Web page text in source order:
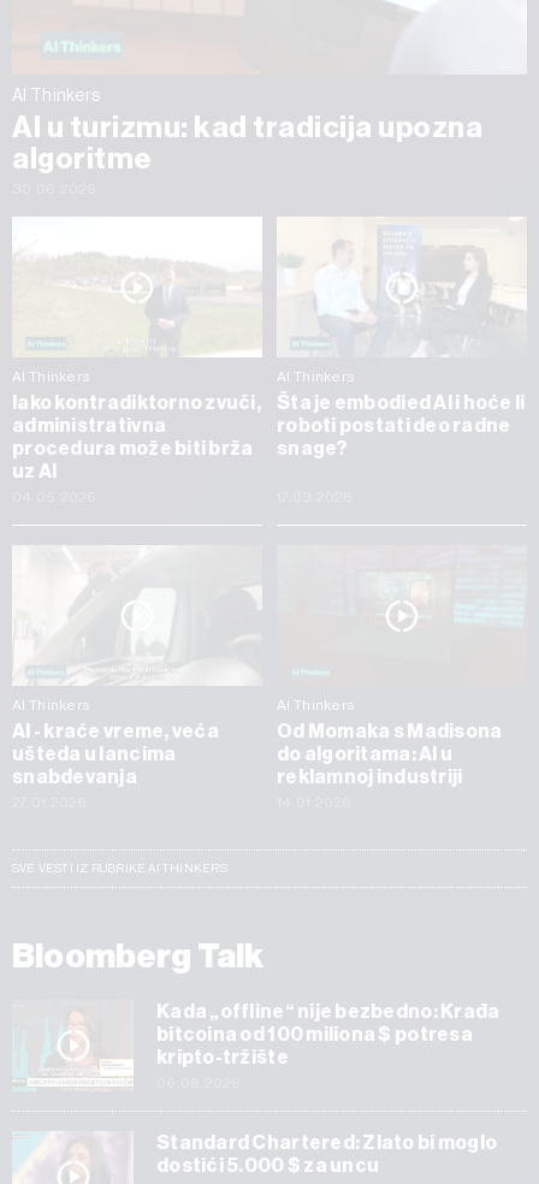
AI Thinkers
AI u turizmu: kad tradicija upozna
algoritme
AI Thinkers
Iako kontradiktorno zvuči,
administrativna
procedura može biti brža
uz AI
AI Thinkers
Šta je embodied AI i hoće li
roboti postati deo radne
snage?
AI Thinkers
AI - kraće vreme, veća
ušteda u lancima
snabdevanja
AI Thinkers
Od Momaka s Madisona
do algoritama: AI u
reklamnoj industriji
SVE VESTI IZ RUBRIKE AI THINKERS
Bloomberg Talk
Kada „offline“ nije bezbedno: Krađa
bitcoina od 100 miliona $ potresa
kripto-tržište
Standard Chartered: Zlato bi moglo
dostići 5.000 $ za uncu